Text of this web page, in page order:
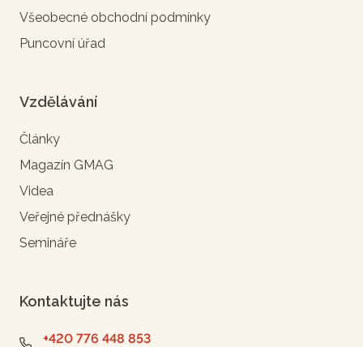
Všeobecné obchodní podmínky
Puncovní úřad
Vzdělávání
Články
Magazín GMAG
Videa
Veřejné přednášky
Semináře
Kontaktujte nás
+420 776 448 853